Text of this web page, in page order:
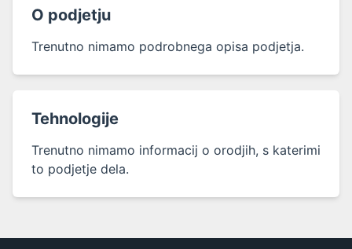
O podjetju
Trenutno nimamo podrobnega opisa podjetja.
Tehnologije
Trenutno nimamo informacij o orodjih, s katerimi
to podjetje dela.